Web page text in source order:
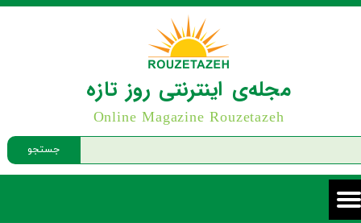
جستجو
مجله‌ی اینترنتی روز تازه
Online Magazine Rouzetazeh